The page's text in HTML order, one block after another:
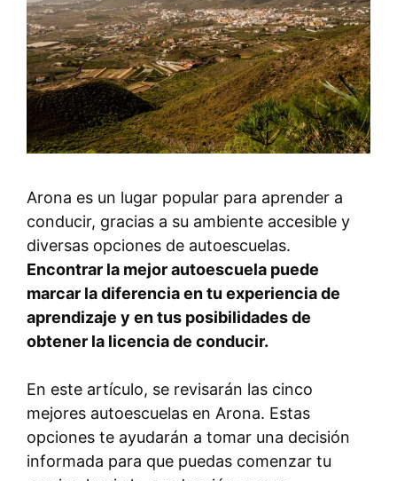
Arona es un lugar popular para aprender a
conducir, gracias a su ambiente accesible y
diversas opciones de autoescuelas.
Encontrar la mejor autoescuela puede
marcar la diferencia en tu experiencia de
aprendizaje y en tus posibilidades de
obtener la licencia de conducir.
En este artículo, se revisarán las cinco
mejores autoescuelas en Arona. Estas
opciones te ayudarán a tomar una decisión
informada para que puedas comenzar tu